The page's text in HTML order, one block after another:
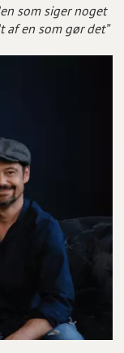
som siger noget
en som gør det”